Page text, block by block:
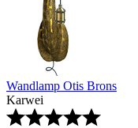
Wandlamp Otis Brons
Karwei